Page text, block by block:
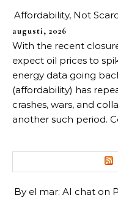
Affordability, Not
augusti, 2026
With the recent
expect oil prices to
energy data going
(affordability) has
crashes, wars, and
another such period.
By el mar: AI chat on